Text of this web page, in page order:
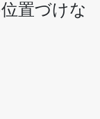
置づけな